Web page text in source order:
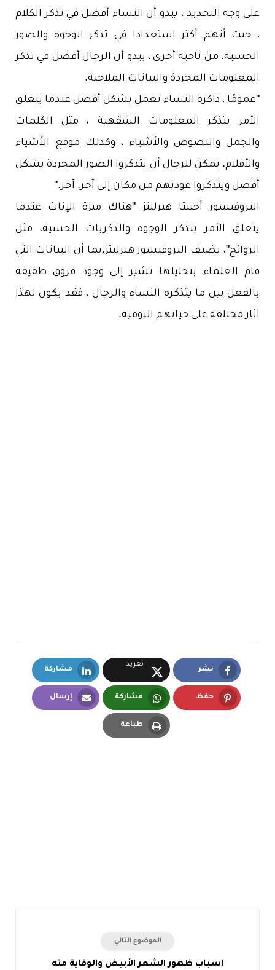
على وجه التحديد ، يبدو أن النساء أفضل في تذكر الكلام
، حيث أنهم أكثر استعدادا في تذكر الوجوه والصور
الحسية. من ناحية أخرى ، يبدو أن الرجال أفضل في تذكر
المعلومات المجردة والبيانات الملاحية.
"عمومًا ، ذاكرة النساء تعمل بشكل أفضل عندما يتعلق
الأمر بتذكر المعلومات الشفهية ، مثل الكلمات
والجمل والنصوص والأشياء ، وكذلك موقع الأشياء
والأفلام. يمكن للرجال أن يتذكروا الصور المجردة بشكل
أفضل ويتذكروا عودتهم من مكان إلى آخر. آخر."
البروفيسور أجنيتا هيرليتز "هناك ميزة الإناث عندما
يتعلق الأمر بتذكر الوجوه والذكريات الحسية، مثل
الروائح"، يضيف البروفيسور هيرليتز.بما أن البيانات التي
قام العلماء بتحليلها تشير إلى وجود فروق طفيفة
بالفعل بين ما يتذكره النساء والرجال ، فقد يكون لهذا
آثار مختلفة على حياتهم اليومية.
نشر
Facebook
تغريد
X.com
مشاركة
LinkedIn
حفظ مشاركة
Whatsapp
إرسال
طباعة
الموضوع التالي
اسباب ظهور الشعر الأبيض والوقاية منه